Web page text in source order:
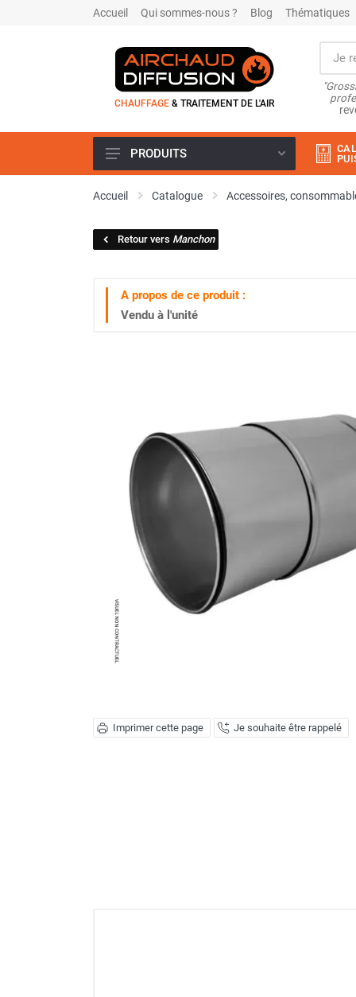
Accueil Qui sommes-nous ? Blog Thématiques
CHAUFFAGE & TRAITEMENT DE L'AIR
Climatiseur
Climatiseur mobile résidentiel et
Rafraîchisseur d'air
Rafraichisseur d'air mobile
Ventilateur / extracteur d'air mobile
Brasseur d'air
Ventilateur fixe
Ventilateur industriel
Ventilateur de chantier
Ventilateur centrifuge
Ventilateur de sol
Ventilateur sur pied
Ventilateur de bureau
Ventilateur de table
Extracteur d'air mural
Extracteur d'air mural hélicoïde
Extracteur d'air mural centrifuge
Déstratificateur ventilateur de
plafond
PRODUITS
Accueil Catalogue Accessoires,
Retour vers Manchon
A propos de ce produit :
Vendu à l'unité
Imprimer cette page Je souhaite être rappelé